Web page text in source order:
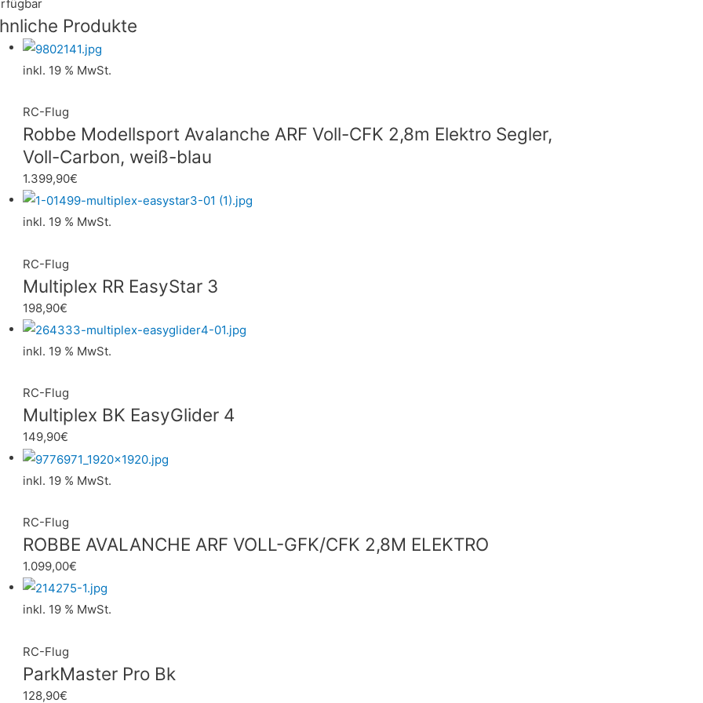
Produkte
inkl. 19 % MwSt.
RC-Flug
Robbe Modellsport Avalanche ARF Voll-CFK 2,8m Elektro Segler,
Voll-Carbon, weiß-blau
1.399,90€
inkl. 19 % MwSt.
RC-Flug
Multiplex RR EasyStar 3
198,90€
inkl. 19 % MwSt.
RC-Flug
Multiplex BK EasyGlider 4
149,90€
inkl. 19 % MwSt.
RC-Flug
ROBBE AVALANCHE ARF VOLL-GFK/CFK 2,8M ELEKTRO
1.099,00€
inkl. 19 % MwSt.
RC-Flug
ParkMaster Pro Bk
128,90€